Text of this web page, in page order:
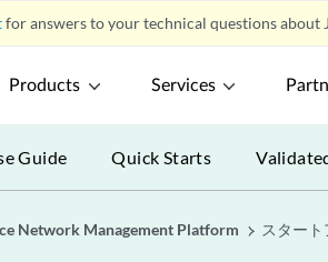
for answers to your technical questions about
Products Services
Guide Quick Starts
Network Management Platform スター